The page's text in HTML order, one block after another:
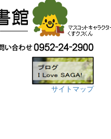
サイトマップ